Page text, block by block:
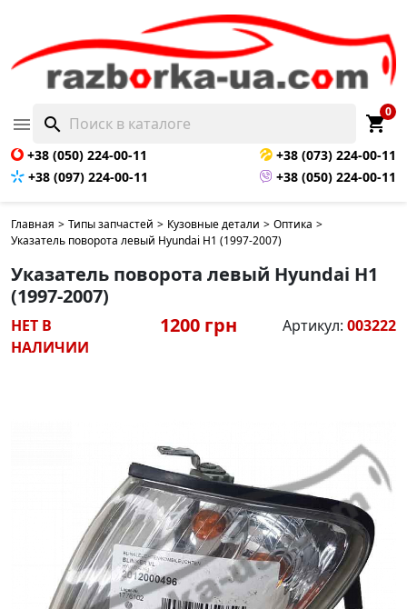
 search shopping_cart
0
+38 (050) 224-00-11
+38 (073) 224-00-11
+38 (097) 224-00-11
+38 (050) 224-00-11
Главная > Типы запчастей > Кузовные детали > Оптика >
Указатель поворота левый Hyundai H1 (1997-2007)
Указатель поворота левый Hyundai H1
(1997-2007)
НЕТ В
НАЛИЧИИ
1200 грн Артикул: 003222
НЕТ В НАЛИЧИИ